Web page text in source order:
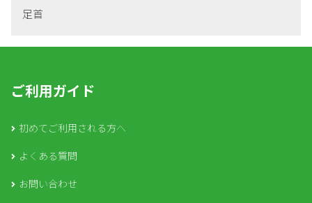
足首
ご利用ガイド
初めてご利用される方へ
よくある質問
お問い合わせ